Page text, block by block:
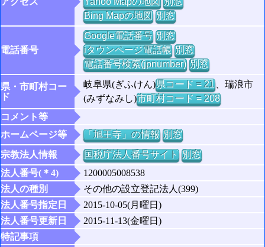
Bing Mapの地図 別窓
電話番号
Google電話番号 別窓
iタウンページ電話帳 別窓
電話番号検索(jpnumber) 別窓
県・市町村コー
ド
岐阜県(ぎふけん)県コード = 21、瑞浪市
(みずなみし)市町村コード = 208
コメント等
ホームページ等
「旭王寺」の情報 別窓
宗教法人情報
国税庁法人番号サイト 別窓
法人番号(＊4)
1200005008538
法人の種別
その他の設立登記法人(399)
法人番号指定日
2015-10-05(月曜日)
法人番号更新日
2015-11-13(金曜日)
特記事項